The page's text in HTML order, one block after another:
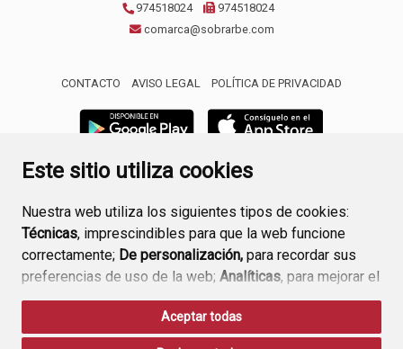
Este sitio utiliza cookies
Nuestra web utiliza los siguientes tipos de cookies:
Técnicas, imprescindibles para que la web funcione
correctamente; De personalización, para recordar sus
preferencias de uso de la web; Analíticas, para mejorar el
funcionamiento de la web y sus servicios.
Si acepta pulsando el botón“Aceptar todas”
Aceptar todas
974518024
974518024
comarca@sobrarbe.com
CONTACTO AVISO LEGAL POLÍTICA DE PRIVACIDAD